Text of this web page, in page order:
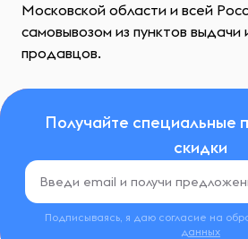
Московской области и всей
самовывозом из пунктов выдачи
продавцов.
Получайте специальные
скидки
Подписываясь, я даю согласие на
данных